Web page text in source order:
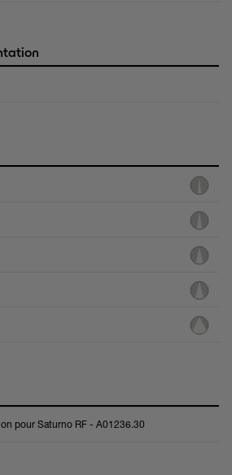
pour Saturno RF - A01236.30